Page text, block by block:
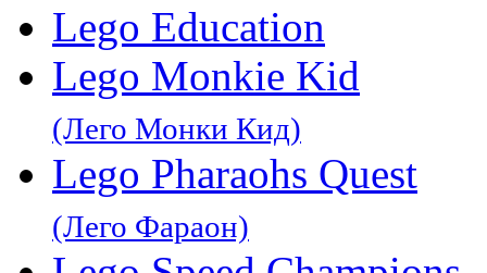
Lego Education
Lego Monkie Kid
(Лего Монки Кид)
Lego Pharaohs Quest
(Лего Фараон)